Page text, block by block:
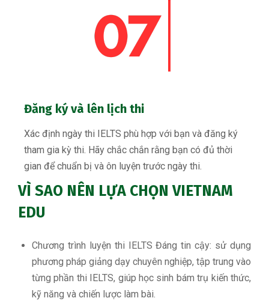
Đăng ký và lên lịch thi
Xác định ngày thi IELTS phù hợp với bạn và đăng ký
tham gia kỳ thi. Hãy chắc chắn rằng bạn có đủ thời
gian để chuẩn bị và ôn luyện trước ngày thi.
VÌ SAO NÊN LỰA CHỌN VIETNAM
EDU
Chương trình luyện thi IELTS Đáng tin cậy: sử dụng
phương pháp giảng dạy chuyên nghiệp, tập trung vào
từng phần thi IELTS, giúp học sinh bám trụ kiến ​​thức,
kỹ năng và chiến lược làm bài.